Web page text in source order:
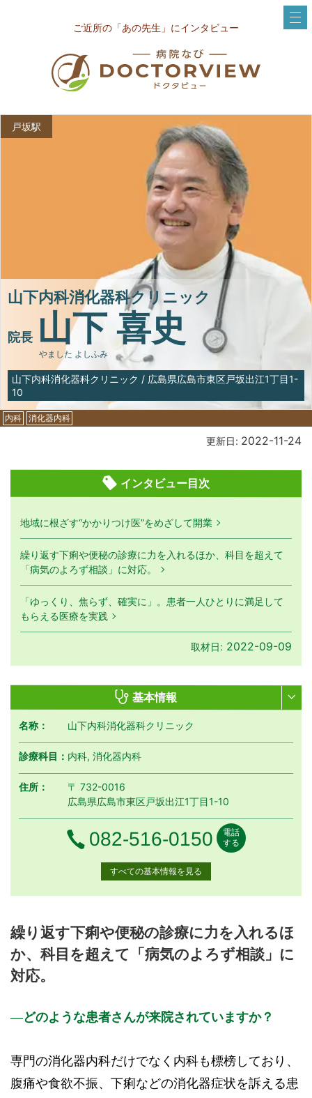
ご近所の「あの先生」にインタビュー
戸坂駅
山下内科消化器科クリニック
院長 山下 喜史
やました よしふみ
山下内科消化器科クリニック / 広島県広島市東区戸坂出江1丁目1-
10
内科 消化器内科
更新日: 2022-11-24
インタビュー目次
地域に根ざす“かかりつけ医”をめざして開業
繰り返す下痢や便秘の診療に力を入れるほか、科目を超えて
「病気のよろず相談」に対応。
「ゆっくり、焦らず、確実に」。患者一人ひとりに満足して
もらえる医療を実践
取材日: 2022-09-09
基本情報
名称： 山下内科消化器科クリニック
診療科目： 内科, 消化器内科
住所：
〒 732-0016
広島県広島市東区戸坂出江1丁目1-10
電話番号
082-516-0150
電話
する
すべての基本情報を見る
9:00 - 12:00
○ ○ ○ ○※ ○ ○※ 休
休
15:00 - 18:00
○ ○ ○ 休 ○ 休 休 休
>>病院なびで医療機関の詳細を見る
繰り返す下痢や便秘の診療に力を入れるほ
か、科目を超えて「病気のよろず相談」に
対応。
どのような患者さんが来院されていますか？
専門の消化器内科だけでなく内科も標榜しており、
腹痛や食欲不振、下痢などの消化器症状を訴える患